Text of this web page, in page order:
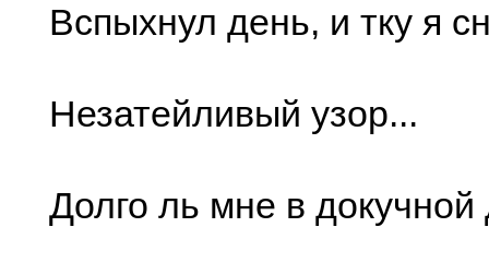
Вспыхнул день, и тку я
Незатейливый узор...
Долго ль мне в докучной